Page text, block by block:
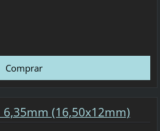
(16,50x12mm)